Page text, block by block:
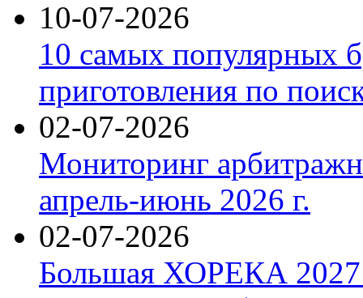
10-07-2026
10 самых популярных
приготовления по
02-07-2026
Мониторинг
апрель-июнь 2026 г.
02-07-2026
Большая ХОРЕКА 2027: